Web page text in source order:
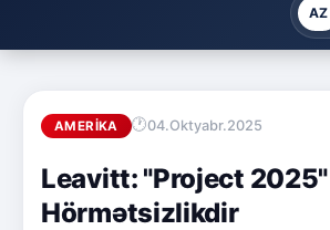
AZ
AMERIKA 04.Oktyabr.2025
Leavitt: "Project 2025"
Hörmətsizlikdir